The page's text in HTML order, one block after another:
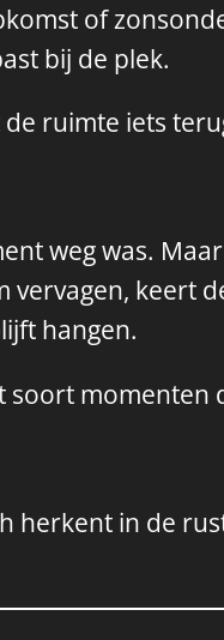
of
bij de plek.
ruimte iets
weg was.
vervagen, keert
hangen.
soort momenten
herkent in de